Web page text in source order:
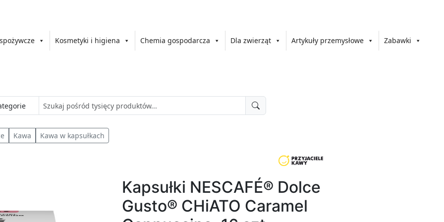
Kosmetyki i higiena Chemia gospodarcza Dla zwierząt Artykuły przemysłowe Zabawki
Kawa Kawa w kapsułkach
Kapsułki NESCAFÉ® Dolce
Gusto® CHiATO Caramel